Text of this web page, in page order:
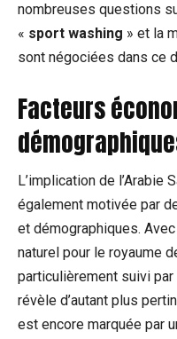
nombreuses questions
« sport washing » et la
sont négociées dans ce
Facteurs
L’implication de l’Arabie
également motivée par
et démographiques.
naturel pour le royaume
particulièrement suivi
révèle d’autant plus
est encore marquée par